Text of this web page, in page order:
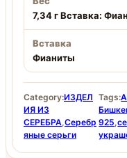
7,34 г Вставка:
Вставка
Фианиты
Category:ИЗДЕЛ
ИЯ ИЗ
СЕРЕБРА,Серебр
яные серьги
Tags:
925,